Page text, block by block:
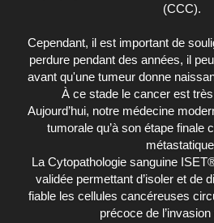
(CCC).
Cependant, il est important de
perdure pendant des années, il
avant qu'une tumeur donne
À ce stade le cancer est
Aujourd’hui, notre médecine
tumorale qu’à son étape finale
La Cytopathologie sanguine
validée permettant d’isoler et de
fiable les cellules cancéreuses
précoce de